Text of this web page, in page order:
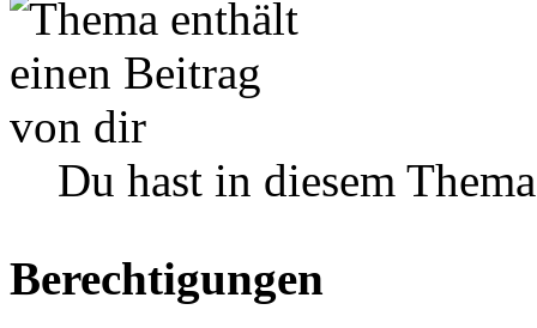
Du hast in diesem
Berechtigungen